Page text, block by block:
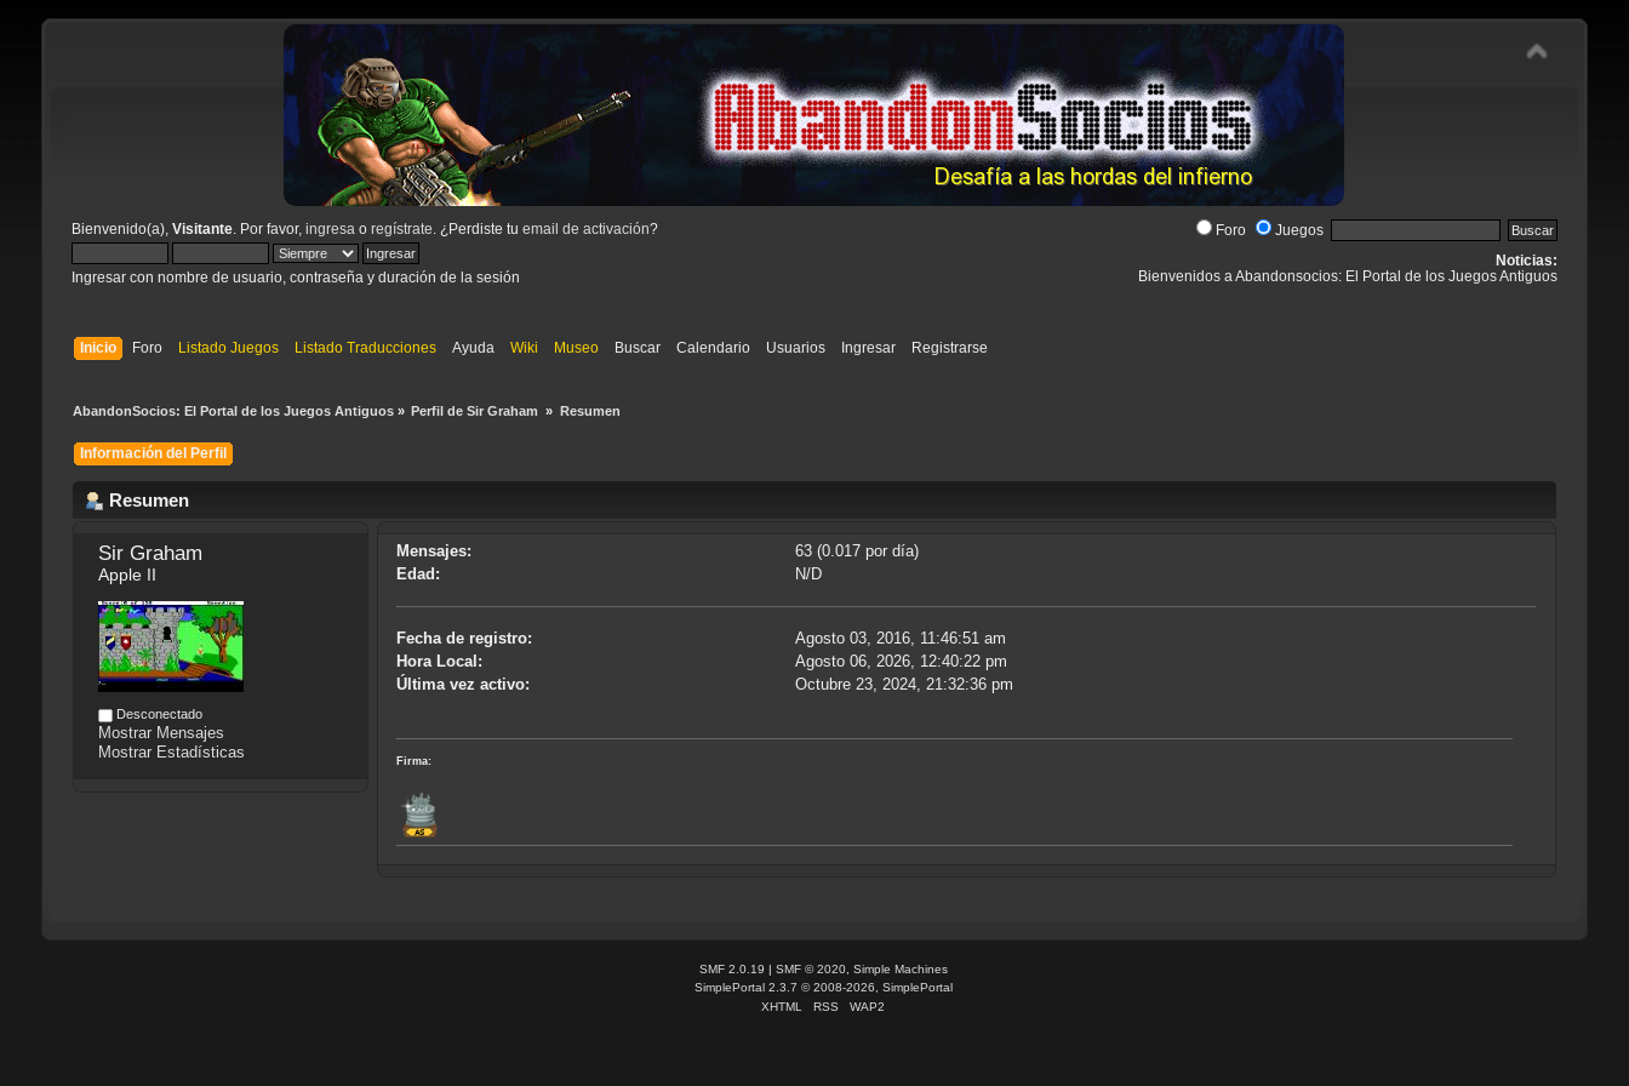
Bienvenido(a), Visitante. Por favor, ingresa o regístrate . ¿Perdiste tu email de activación?
Ingresar con nombre de usuario, contraseña y duración de la sesión
Foro Juegos
Noticias:
Bienvenidos a Abandonsocios: El Portal de los Juegos Antiguos
Inicio Foro Listado Juegos Listado Traducciones Ayuda Wiki Museo Buscar Calendario Usuarios Ingresar Registrarse
AbandonSocios: El Portal de los Juegos Antiguos» Perfil de Sir Graham » Resumen
Información del Perfil
Resumen
Sir Graham
Apple II
Desconectado
Mostrar Mensajes
Mostrar Estadísticas
Mensajes:
63 (0.017 por día)
Edad:
N/D
Fecha de registro:
Agosto 03, 2016, 11:46:51 am
Hora Local:
Agosto 06, 2026, 12:40:22 pm
Última vez activo:
Octubre 23, 2024, 21:32:36 pm
Firma:
SMF 2.0.19 | SMF © 2020, Simple Machines
SimplePortal 2.3.7 © 2008-2026, SimplePortal
XHTML
RSS WAP2